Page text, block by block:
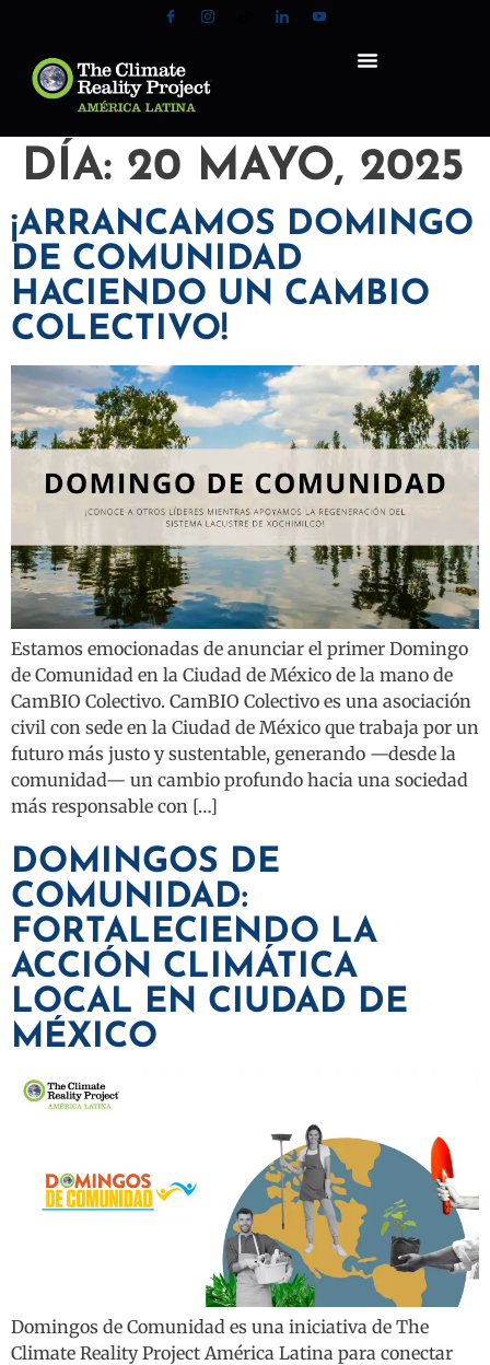
DÍA: 20 MAYO, 2025
¡ARRANCAMOS DOMINGO
DE COMUNIDAD
HACIENDO UN CAMBIO
COLECTIVO!
Estamos emocionadas de anunciar el primer Domingo
de Comunidad en la Ciudad de México de la mano de
CamBIO Colectivo. CamBIO Colectivo es una asociación
civil con sede en la Ciudad de México que trabaja por un
futuro más justo y sustentable, generando —desde la
comunidad— un cambio profundo hacia una sociedad
más responsable con […]
DOMINGOS DE
COMUNIDAD:
FORTALECIENDO LA
ACCIÓN CLIMÁTICA
LOCAL EN CIUDAD DE
MÉXICO
Domingos de Comunidad es una iniciativa de The
Climate Reality Project América Latina para conectar